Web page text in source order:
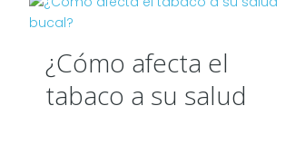
¿Cómo afecta el
tabaco a su salud